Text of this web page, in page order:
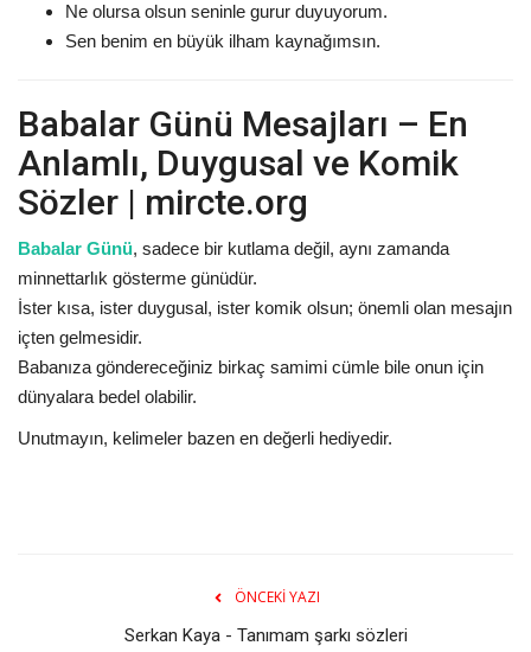
Ne olursa olsun seninle gurur duyuyorum.
Sen benim en büyük ilham kaynağımsın.
Babalar Günü Mesajları – En
Anlamlı, Duygusal ve Komik
Sözler | mircte.org
Babalar Günü, sadece bir kutlama değil, aynı zamanda
minnettarlık gösterme günüdür.
İster kısa, ister duygusal, ister komik olsun; önemli olan mesajın
içten gelmesidir.
Babanıza göndereceğiniz birkaç samimi cümle bile onun için
dünyalara bedel olabilir.
Unutmayın, kelimeler bazen en değerli hediyedir.
ÖNCEKI YAZI
Serkan Kaya - Tanımam şarkı sözleri